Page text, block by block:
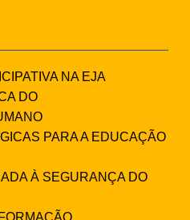
NA EJA
DO
PARA A EDUCAÇÃO
À SEGURANÇA DO